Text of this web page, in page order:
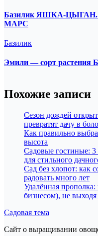
Базилик ЯШКА-ЦЫГАН.
МАРС
Базилик
Эмили — сорт растения
Похожие записи
Сезон дождей
превратят дачу в
Как правильно
высота
Садовые гостиные: 3
для стильного
Сад без хлопот: как
радовать много лет
Удалённая прополка:
бизнесом), не выходя
Садовая тема
Сайт о выращивании